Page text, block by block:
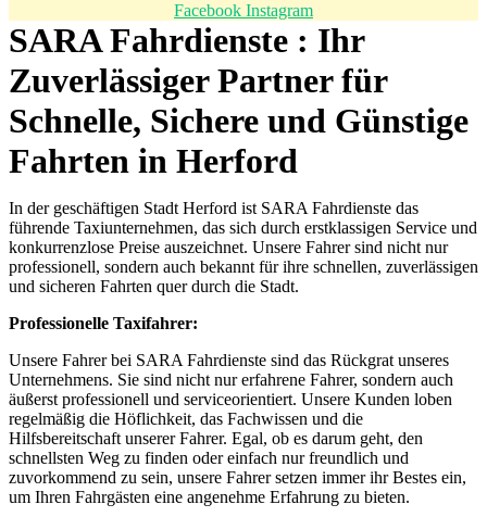
Facebook Instagram
SARA Fahrdienste : Ihr
Zuverlässiger Partner für
Schnelle, Sichere und Günstige
Fahrten in Herford
In der geschäftigen Stadt Herford ist SARA Fahrdienste das
führende Taxiunternehmen, das sich durch erstklassigen Service und
konkurrenzlose Preise auszeichnet. Unsere Fahrer sind nicht nur
professionell, sondern auch bekannt für ihre schnellen, zuverlässigen
und sicheren Fahrten quer durch die Stadt.
Professionelle Taxifahrer:
Unsere Fahrer bei SARA Fahrdienste sind das Rückgrat unseres
Unternehmens. Sie sind nicht nur erfahrene Fahrer, sondern auch
äußerst professionell und serviceorientiert. Unsere Kunden loben
regelmäßig die Höflichkeit, das Fachwissen und die
Hilfsbereitschaft unserer Fahrer. Egal, ob es darum geht, den
schnellsten Weg zu finden oder einfach nur freundlich und
zuvorkommend zu sein, unsere Fahrer setzen immer ihr Bestes ein,
um Ihren Fahrgästen eine angenehme Erfahrung zu bieten.